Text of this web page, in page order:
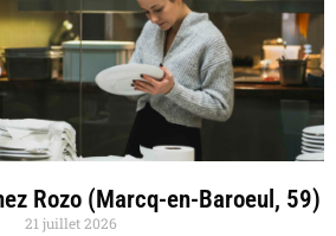
Rozo (Marcq-en-Baroeul, 59)
21 juillet 2026